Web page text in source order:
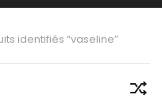
identifiés “vaseline”